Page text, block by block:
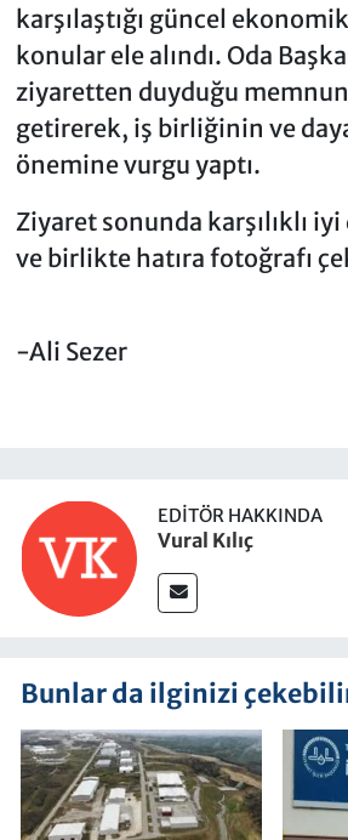
karşılaştığı güncel
konular ele alındı. Oda
ziyaretten duyduğu
getirerek, iş birliğinin ve
önemine vurgu yaptı.
Ziyaret sonunda karşılıklı
ve birlikte hatıra fotoğrafı
-Ali Sezer
EDITÖR HAKKINDA
Vural Kılıç
Bunlar da ilginizi